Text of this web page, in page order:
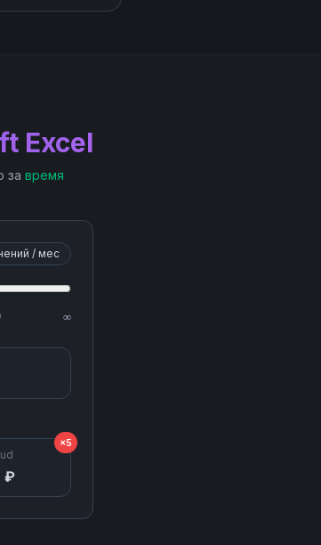
Excel
за время
/ мес
∞
₽
×5